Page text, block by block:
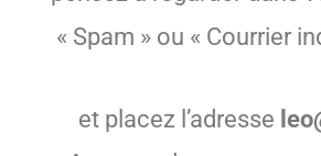
« Spam » ou « Courrier
et placez l’adresse